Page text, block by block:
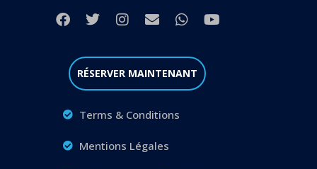
RÉSERVER MAINTENANT
Terms & Conditions
Mentions Légales